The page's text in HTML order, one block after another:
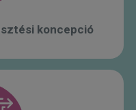
koncepció